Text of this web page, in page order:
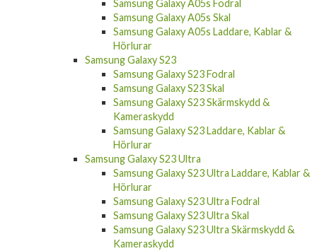
Samsung Galaxy A05s Skal
Samsung Galaxy A05s Laddare, Kablar &
Hörlurar
Samsung Galaxy S23
Samsung Galaxy S23 Fodral
Samsung Galaxy S23 Skal
Samsung Galaxy S23 Skärmskydd &
Kameraskydd
Samsung Galaxy S23 Laddare, Kablar &
Hörlurar
Samsung Galaxy S23 Ultra
Samsung Galaxy S23 Ultra Laddare, Kablar &
Hörlurar
Samsung Galaxy S23 Ultra Fodral
Samsung Galaxy S23 Ultra Skal
Samsung Galaxy S23 Ultra Skärmskydd &
Kameraskydd
Samsung Galaxy S23 Plus